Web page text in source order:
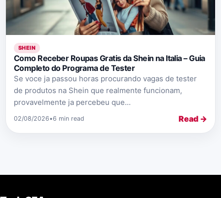
SHEIN
Como Receber Roupas Gratis da Shein na Italia – Guia
Completo do Programa de Tester
Se voce ja passou horas procurando vagas de tester
de produtos na Shein que realmente funcionam,
provavelmente ja percebeu que...
02/08/2026•6 min read Read →